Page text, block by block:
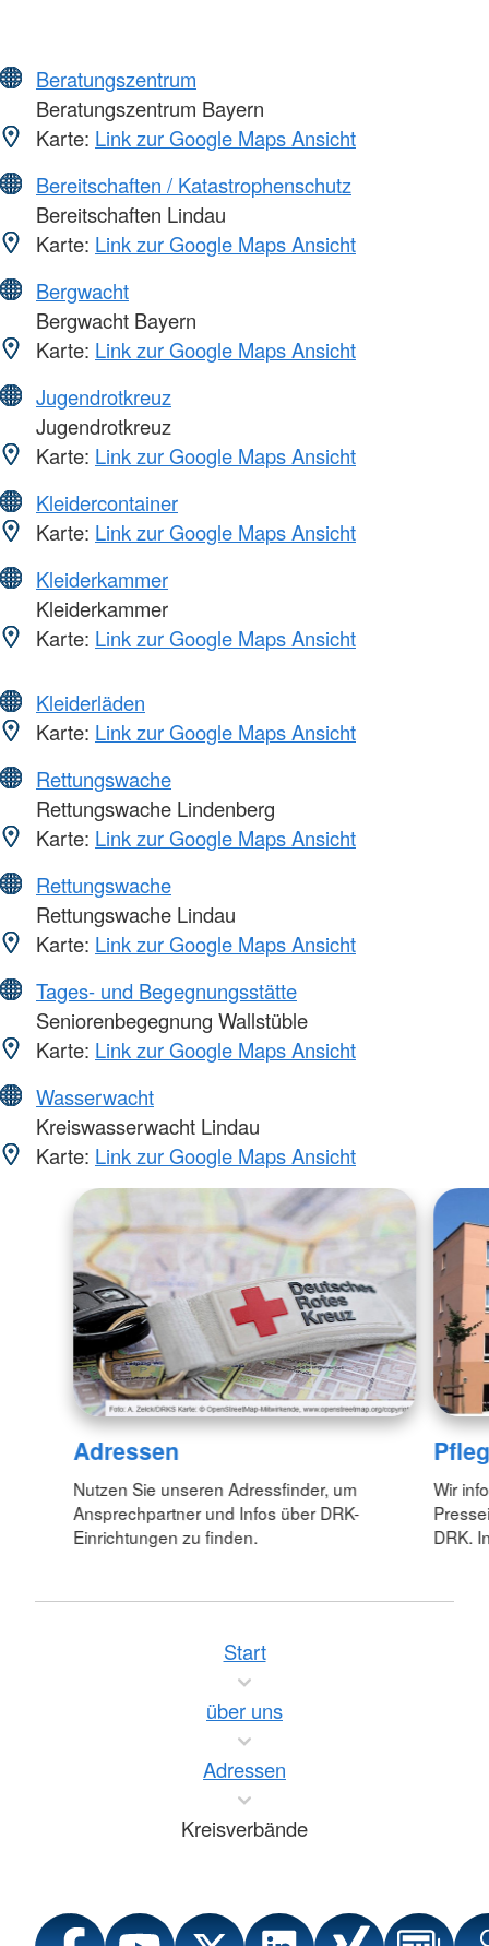
Beratungszentrum
Beratungszentrum Bayern
Karte: Link zur Google Maps Ansicht
Bereitschaften / Katastrophenschutz
Bereitschaften Lindau
Karte: Link zur Google Maps Ansicht
Bergwacht
Bergwacht Bayern
Karte: Link zur Google Maps Ansicht
Jugendrotkreuz
Jugendrotkreuz
Karte: Link zur Google Maps Ansicht
Kleidercontainer
Karte: Link zur Google Maps Ansicht
Kleiderkammer
Kleiderkammer
Karte: Link zur Google Maps Ansicht
Kleiderläden
Karte: Link zur Google Maps Ansicht
Rettungswache
Rettungswache Lindenberg
Karte: Link zur Google Maps Ansicht
Rettungswache
Rettungswache Lindau
Karte: Link zur Google Maps Ansicht
Tages- und Begegnungsstätte
Seniorenbegegnung Wallstüble
Karte: Link zur Google Maps Ansicht
Wasserwacht
Kreiswasserwacht Lindau
Karte: Link zur Google Maps Ansicht
Adressen
Nutzen Sie unseren Adressfinder, um
Ansprechpartner und Infos über DRK-
Einrichtungen zu finden.
Wir
DRK.
Start
über uns
Adressen
Kreisverbände